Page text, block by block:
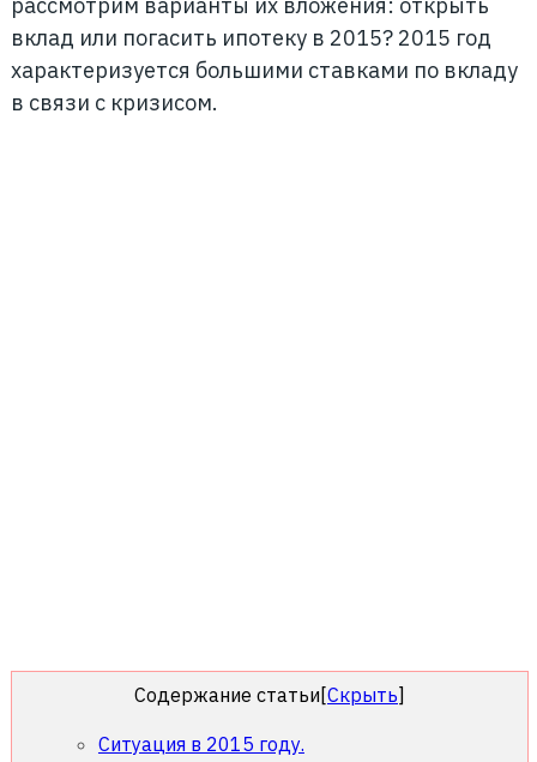
вклад или погасить ипотеку в 2015? 2015 год
характеризуется большими ставками по вкладу
в связи с кризисом.
Содержание статьи [Скрыть]
Ситуация в 2015 году.